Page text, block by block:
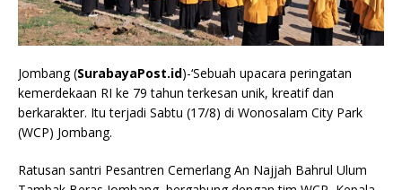
Jombang (SurabayaPost.id)-‘Sebuah upacara peringatan
kemerdekaan RI ke 79 tahun terkesan unik, kreatif dan
berkarakter. Itu terjadi Sabtu (17/8) di Wonosalam City Park
(WCP) Jombang.
Ratusan santri Pesantren Cemerlang An Najjah Bahrul Ulum